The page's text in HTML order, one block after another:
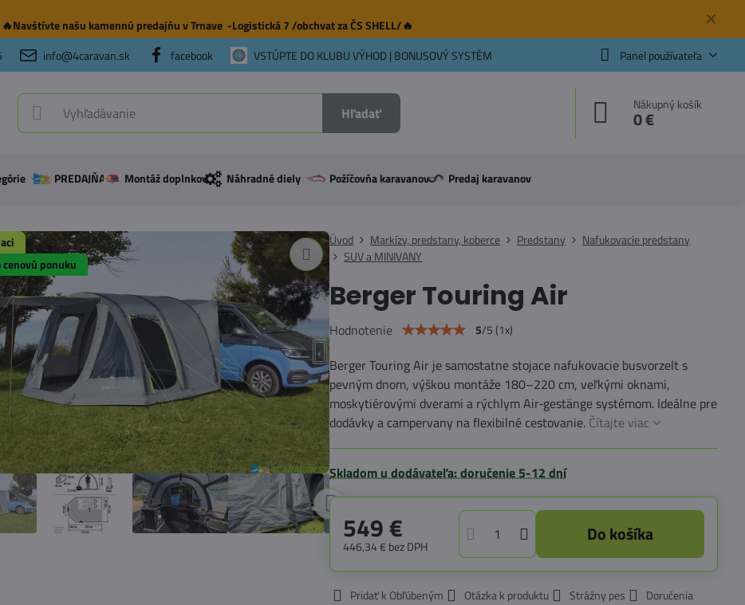
✕
🔥Navštívte našu kamennú predajňuv Trnave -Logistická 7 /obchvat za ČS SHELL/🔥
info@4caravan.sk facebook VSTÚPTE DO KLUBU VÝHOD | BONUSOVÝ SYSTÉM Panel používateľa
Hľadať Nákupný košík
0 €
PREDAJŇA Montáž doplnkov Náhradné diely Požíčovňa karavanov Predaj karavanov
cenovú ponuku
Úvod Markízy, predstany, koberce Predstany
Nafukovacie predstany
SUV a MINIVANY
Berger Touring Air
Hodnotenie 5/5(1x)
Berger Touring Air je samostatne stojace nafukovacie busvorzelt s
pevným dnom, výškou montáže 180–220 cm, veľkými oknami,
moskytiérovými dverami a rýchlym Air‑gestänge systémom. Ideálne pre
dodávky a campervany na flexibilné cestovanie. Čítajte viac
Skladom u dodávateľa: doručenie 5-12 dní
549 €
446,34 € bez DPH
Do košíka
Pridať k Obľúbeným Otázka k produktu Strážny pes Doručenia